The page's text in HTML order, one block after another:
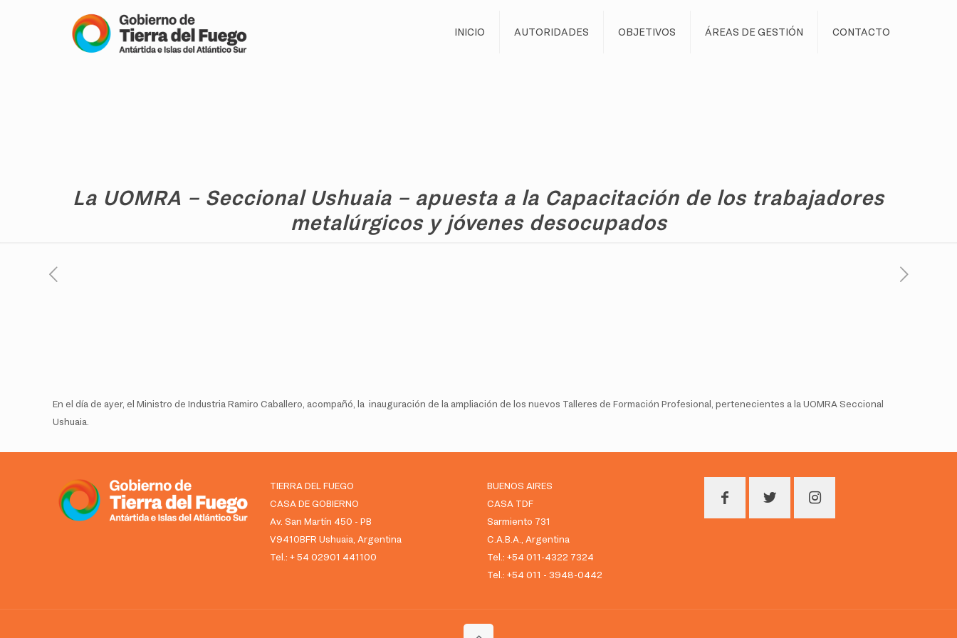
INICIO AUTORIDADES OBJETIVOS ÁREAS DE GESTIÓN CONTACTO
La UOMRA – Seccional Ushuaia – apuesta a la Capacitación de los trabajadores
metalúrgicos y jóvenes desocupados
En el día de ayer, el Ministro de Industria Ramiro Caballero, acompañó, la inauguración de la ampliación de los nuevos Talleres de Formación Profesional, pertenecientes a la UOMRA Seccional
Ushuaia.
TIERRA DEL FUEGO
CASA DE GOBIERNO
Av. San Martín 450 - PB
V9410BFR Ushuaia, Argentina
Tel.: + 54 02901 441100
BUENOS AIRES
CASA TDF
Sarmiento 731
C.A.B.A., Argentina
Tel.: +54 011-4322 7324
Tel.: +54 011 - 3948-0442